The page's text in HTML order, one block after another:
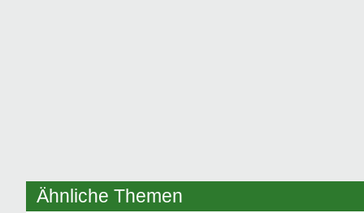
Ähnliche Themen